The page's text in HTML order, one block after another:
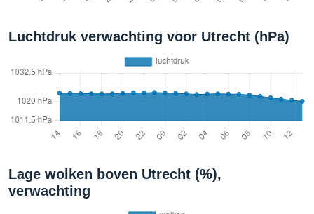
Luchtdruk verwachting voor Utrecht (hPa)
Lage wolken boven Utrecht (%),
verwachting